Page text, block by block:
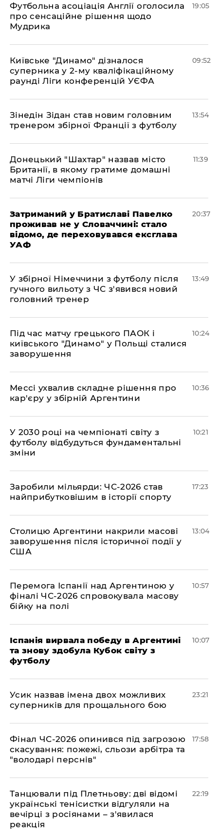
​Футбольна асоціація Англії оголосила
про сенсаційне рішення щодо
Мудрика
19:05
Київське "Динамо" дізналося
суперника у 2-му кваліфікаційному
раунді Ліги конференцій УЄФА
09:52
​Зінедін Зідан став новим головним
тренером збірної Франції з футболу
13:54
Донецький "Шахтар" назвав місто
Британії, в якому гратиме домашні
матчі Ліги чемпіонів
11:39
Затриманий у Братиславі Павелко
проживав не у Словаччині: стало
відомо, де переховувався ексглава
УАФ
20:37
У збірної Німеччини з футболу після
гучного вильоту з ЧС з'явився новий
головний тренер
13:49
Під час матчу грецького ПАОК і
київського "Динамо" у Польщі сталися
заворушення
10:24
Мессі ухвалив складне рішення про
кар'єру у збірній Аргентини
10:36
У 2030 році на чемпіонаті світу з
футболу відбудуться фундаментальні
зміни
10:21
​Заробили мільярди: ЧС-2026 став
найприбутковішим в історії спорту
17:23
Столицю Аргентини накрили масові
заворушення після історичної події у
США
13:04
Перемога Іспанії над Аргентиною у
фіналі ЧС-2026 спровокувала масову
бійку на полі
10:57
Іспанія вирвала победу в Аргентині
та знову здобула Кубок світу з
футболу
10:07
​Усик назвав імена двох можливих
суперників для прощального бою
23:21
​Фінал ЧС-2026 опинився під загрозою
скасування: пожежі, сльози арбітра та
"володарі перснів"
17:58
​Танцювали під Плетньову: дві відомі
українські тенісистки відгуляли на
вечірці з росіянами – з'явилася
реакція
22:19